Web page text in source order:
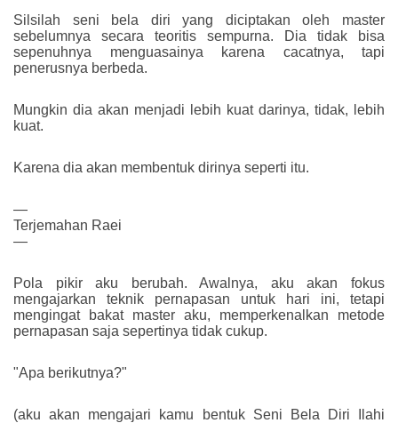
Silsilah seni bela diri yang diciptakan oleh master
sebelumnya secara teoritis sempurna. Dia tidak bisa
sepenuhnya menguasainya karena cacatnya, tapi
penerusnya berbeda.
Mungkin dia akan menjadi lebih kuat darinya, tidak, lebih
kuat.
Karena dia akan membentuk dirinya seperti itu.
—
Terjemahan Raei
—
Pola pikir aku berubah. Awalnya, aku akan fokus
mengajarkan teknik pernapasan untuk hari ini, tetapi
mengingat bakat master aku, memperkenalkan metode
pernapasan saja sepertinya tidak cukup.
"Apa berikutnya?"
(aku akan mengajari kamu bentuk Seni Bela Diri Ilahi